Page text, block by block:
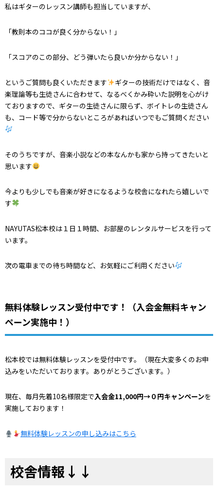
私はギターのレッスン講師も担当していますが、
「教則本のココが良く分からない！」
「スコアのこの部分、どう弾いたら良いか分からない！」
というご質問も良くいただきます
ギターの技術だけではなく、音
楽理論等も生徒さんに合わせて、なるべくかみ砕いた説明を心がけ
ておりますので、ギターの生徒さんに限らず、ボイトレの生徒さん
も、コード等で分からないところがあればいつでもご質問ください
そのうちですが、音楽小説などの本なんかも家から持ってきたいと
思います
今よりも少しでも音楽が好きになるような校舎になれたら嬉しいで
す
NAYUTAS松本校は１日１時間、お部屋のレンタルサービスを行って
います。
次の電車までの待ち時間など、お気軽にご利用ください
無料体験レッスン受付中です！（入会金無料キャン
ペーン実施中！）
松本校では無料体験レッスンを受付中です。（現在大変多くのお申
込みをいただいております。ありがとうございます。）
現在、毎月先着10名様限定で入会金11,000円→０円キャンペーンを
実施しております！
無料体験レッスンの申し込みはこちら
校舎情報↓↓